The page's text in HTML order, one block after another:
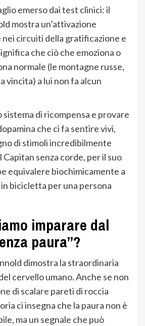
emerso dai test clinici: il
mostra un’attivazione
nei circuiti della gratificazione e
che ciò che emoziona o
normale (le montagne russe,
vincita) a lui non fa alcun
sistema di ricompensa e provare
che ci fa sentire vivi,
di stimoli incredibilmente
Capitan senza corde, per il suo
equivalere biochimicamente a
bicicletta per una persona
imparare dal
paura”?
dimostra la straordinaria
cervello umano. Anche se non
di scalare pareti di roccia
ci insegna che la paura non è
ma un segnale che può